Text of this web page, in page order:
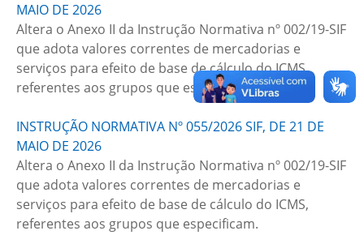
MAIO DE 2026
Altera o Anexo II da Instrução Normativa nº 002/19-SIF
que adota valores correntes de mercadorias e
serviços para efeito de base de cálculo do ICMS,
referentes aos grupos que especificam.
INSTRUÇÃO NORMATIVA Nº 055/2026 SIF, DE 21 DE
MAIO DE 2026
Altera o Anexo II da Instrução Normativa nº 002/19-SIF
que adota valores correntes de mercadorias e
serviços para efeito de base de cálculo do ICMS,
referentes aos grupos que especificam.